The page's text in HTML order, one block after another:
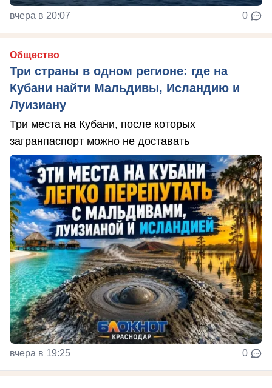
вчера в 20:07 0
Общество
Три страны в одном регионе: где на
Кубани найти Мальдивы, Исландию и
Луизиану
Три места на Кубани, после которых
загранпаспорт можно не доставать
вчера в 19:25 0